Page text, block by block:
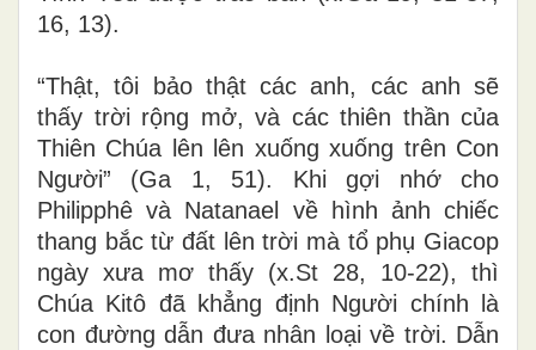
16, 13).
“Thật, tôi bảo thật các anh, các anh sẽ
thấy trời rộng mở, và các thiên thần của
Thiên Chúa lên lên xuống xuống trên Con
Người” (Ga 1, 51). Khi gợi nhớ cho
Philipphê và Natanael về hình ảnh chiếc
thang bắc từ đất lên trời mà tổ phụ Giacop
ngày xưa mơ thấy (x.St 28, 10-22), thì
Chúa Kitô đã khẳng định Người chính là
con đường dẫn đưa nhân loại về trời. Dẫn